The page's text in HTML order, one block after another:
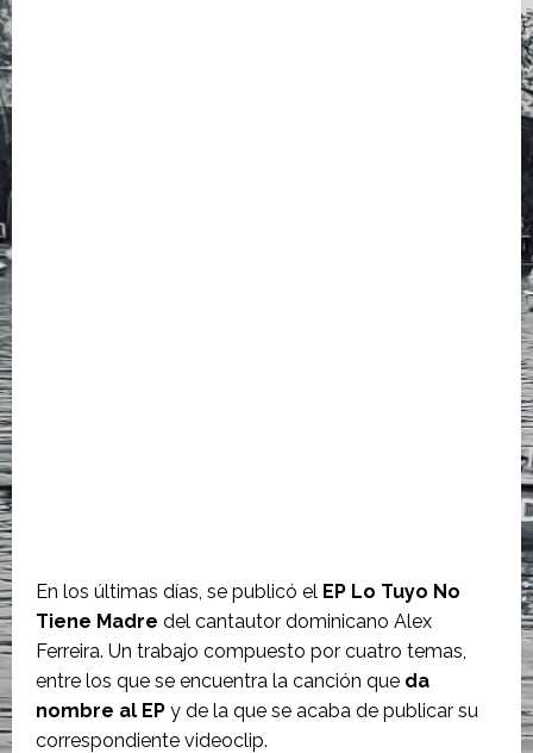
En los últimas días, se publicó el EP Lo Tuyo No
Tiene Madre del cantautor dominicano Alex
Ferreira. Un trabajo compuesto por cuatro temas,
entre los que se encuentra la canción que da
nombre al EP y de la que se acaba de publicar su
correspondiente videoclip.